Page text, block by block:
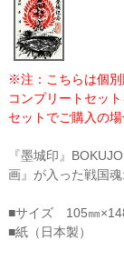
※注：こちらは個別
コンプリートセッ
セットでご購入の
『墨城印』
画』が入った戦国魂
■サイズ 105㎜
■紙（日本製）